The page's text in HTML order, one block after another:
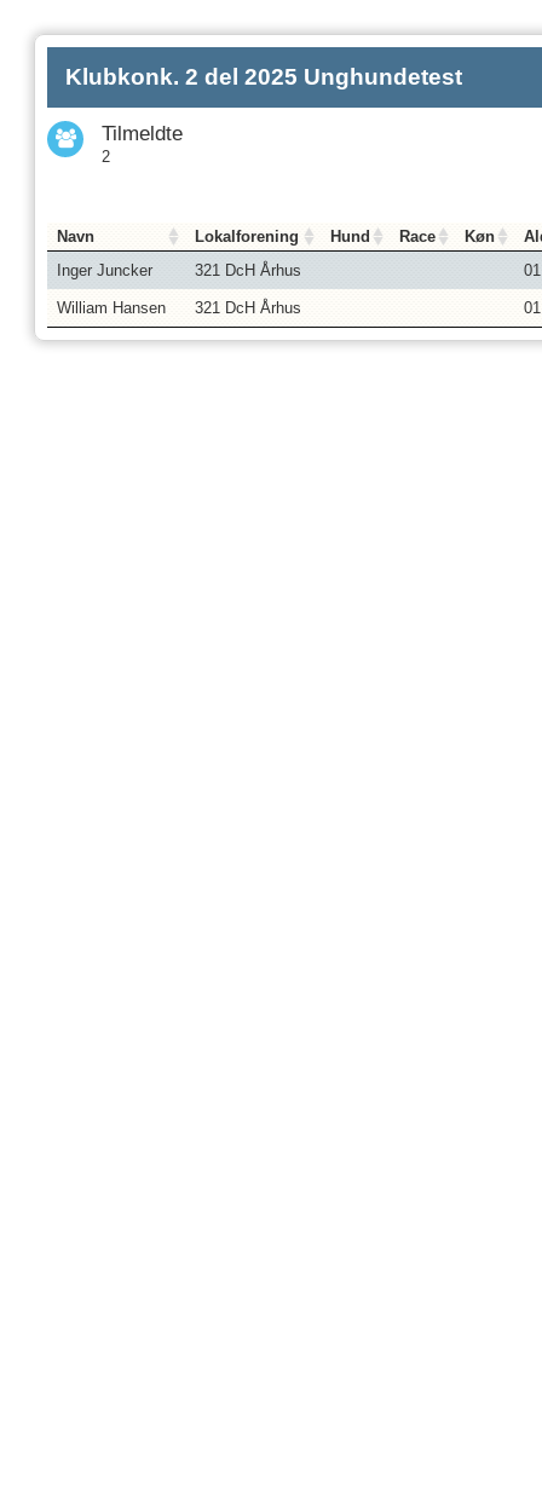
Klubkonk. 2 del 2025 Unghundetest
Tilmeldte
2
Navn Lokalforening Hund Race Køn
Inger Juncker
321 DcH Århus
William Hansen 321 DcH Århus